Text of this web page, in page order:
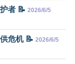
者 📝 2026/6/5
危机 📝 2026/6/5